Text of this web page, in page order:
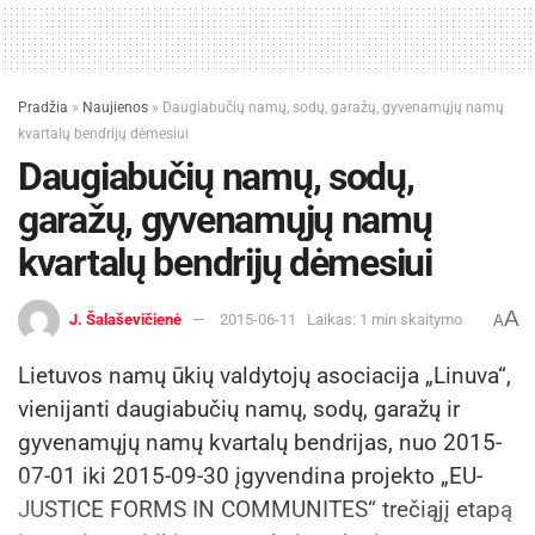
Pradžia » Naujienos » Daugiabučių namų, sodų, garažų, gyvenamųjų namų
kvartalų bendrijų dėmesiui
Daugiabučių namų, sodų,
garažų, gyvenamųjų namų
kvartalų bendrijų dėmesiui
J. Šalaševičienė 2015-06-11 Laikas: 1 min skaitymo AA
Lietuvos namų ūkių valdytojų asociacija „Linuva“,
vienijanti daugiabučių namų, sodų, garažų ir
gyvenamųjų namų kvartalų bendrijas, nuo 2015-
07-01 iki 2015-09-30 įgyvendina projekto „EU-
JUSTICE FORMS IN COMMUNITES“ trečiąjį etapą